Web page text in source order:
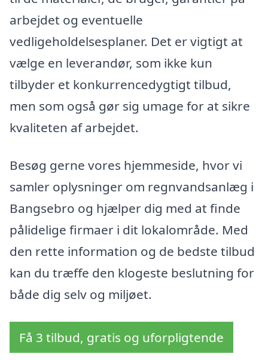
arbejdet og eventuelle
vedligeholdelsesplaner. Det er vigtigt at
vælge en leverandør, som ikke kun
tilbyder et konkurrencedygtigt tilbud,
men som også gør sig umage for at sikre
kvaliteten af arbejdet.
Besøg gerne vores hjemmeside, hvor vi
samler oplysninger om regnvandsanlæg i
Bangsebro og hjælper dig med at finde
pålidelige firmaer i dit lokalområde. Med
den rette information og de bedste tilbud
kan du træffe den klogeste beslutning for
både dig selv og miljøet.
Få 3 tilbud, gratis og uforpligtende